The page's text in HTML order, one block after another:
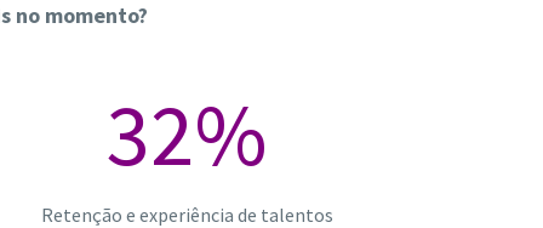
no momento?
32%
Retenção e experiência de talentos